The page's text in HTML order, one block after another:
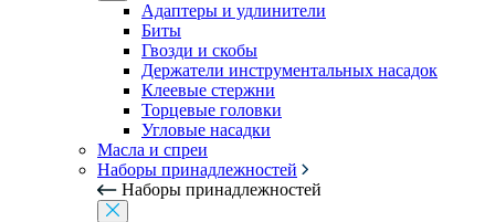
Адаптеры и удлинители
Биты
Гвозди и скобы
Держатели инструментальных насадок
Клеевые стержни
Торцевые головки
Угловые насадки
Масла и спреи
Наборы принадлежностей
Наборы принадлежностей